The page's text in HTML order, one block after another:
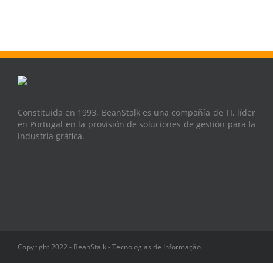
Constituida en 1993, BeanStalk es una compañía de TI, líder
en Portugal en la provisión de soluciones de gestión para la
industria gráfica.
Copyright 2022 - BeanStalk - Tecnologias de Informação